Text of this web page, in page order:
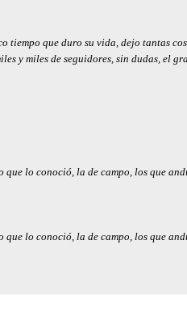
tiempo que duro su vida, dejo tantas
y miles de seguidores, sin dudas, el
lo conoció, la de campo, los que
lo conoció, la de campo, los que